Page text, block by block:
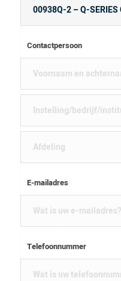
Contactpersoon
E-mailadres
Telefoonnummer